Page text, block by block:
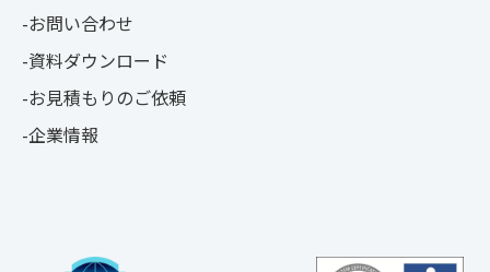
お問い合わせ
資料ダウンロード
お見積もりのご依頼
企業情報